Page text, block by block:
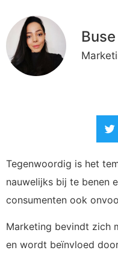
Tegenwoordig is het
nauwelijks bij te benen
consumenten ook
Marketing bevindt zich
en wordt beïnvloed